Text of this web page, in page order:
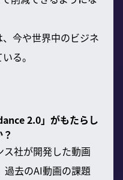
今や世界中のビジネ
る。
2.0」がもたらし
社が開発した動画
去のAI動画の課題